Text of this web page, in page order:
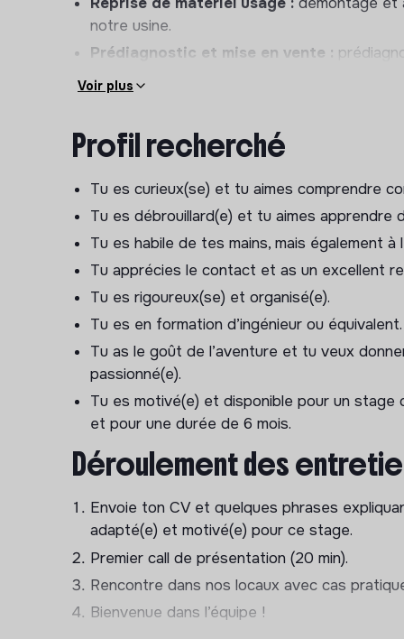
notre usine.
Prédiagnostic et mise en vente :
si elle est reconditionnable, puis
avant la mise en vente sur notre site internet.
et contrôle qualité.
emballage de la machine
Livraison, installation et service après-vente.
Le rôle du pôle méthodes est de permettre à
qualité et sa sécurité en amenant
métier de reconditionneur de matériel
Tes missions principales
En forte collaboration avec le deuxième
directeur de production et les équipes de
en place d’améliorations continues et de
équipes.
Projets potentiels du stage :
Normaliser les étapes de réparation, de
contrôle, pièces/outils utilisés, tests réalisés).
Standardiser les méthodes de tri,
de seconde-main.
Voir plus
Profil recherché
Tu es curieux(se) et tu aimes comprendre
Tu es débrouillard(e) et tu aimes apprendre
Tu es habile de tes mains, mais également à
Tu apprécies le contact et as un excellent
Tu es rigoureux(se) et organisé(e).
Tu es en formation d’ingénieur ou équivalent.
Tu as le goût de l’aventure et tu veux
passionné(e).
Tu es motivé(e) et disponible pour un
et pour une durée de 6 mois.
Déroulement des
Envoie ton CV et quelques phrases
adapté(e) et motivé(e) pour ce stage.
Premier call de présentation (20 min).
Rencontre dans nos locaux avec cas
Bienvenue dans l’équipe !